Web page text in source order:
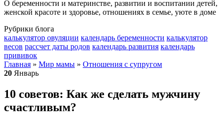
О беременности и материнстве, развитии и воспитании детей,
женской красоте и здоровье, отношениях в семье, уюте в доме
Рубрики блога
калькулятор овуляции календарь беременности калькулятор
весов рассчет даты родов календарь развития календарь
прививок
Главная » Мир мамы » Отношения с супругом
20 Январь
10 советов: Как же сделать мужчину
счастливым?